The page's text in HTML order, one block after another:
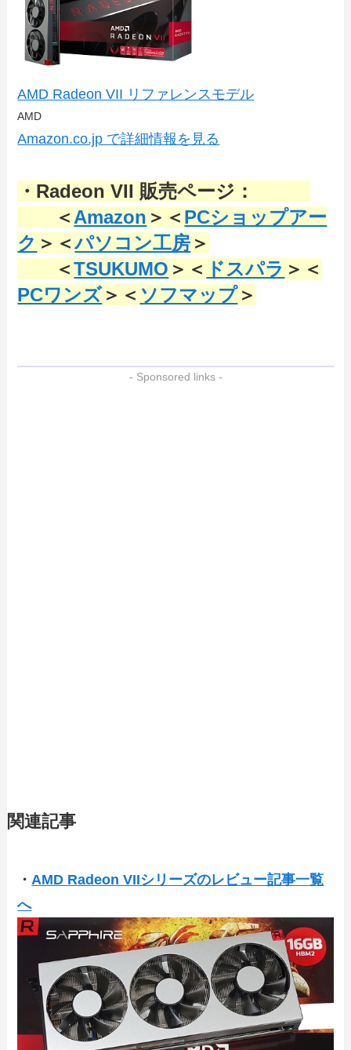
AMD Radeon VII リファレンスモデル
AMD
Amazon.co.jp で詳細情報を見る
・Radeon VII 販売ページ：
＜ Amazon ＞＜ PCショップアー
ク ＞＜パソコン工房 ＞
＜TSUKUMO ＞＜ ドスパラ ＞＜
PCワンズ＞＜ ソフマップ＞
- Sponsored links -
関連記事
・ AMD Radeon VIIシリーズのレビュー記事一覧
へ